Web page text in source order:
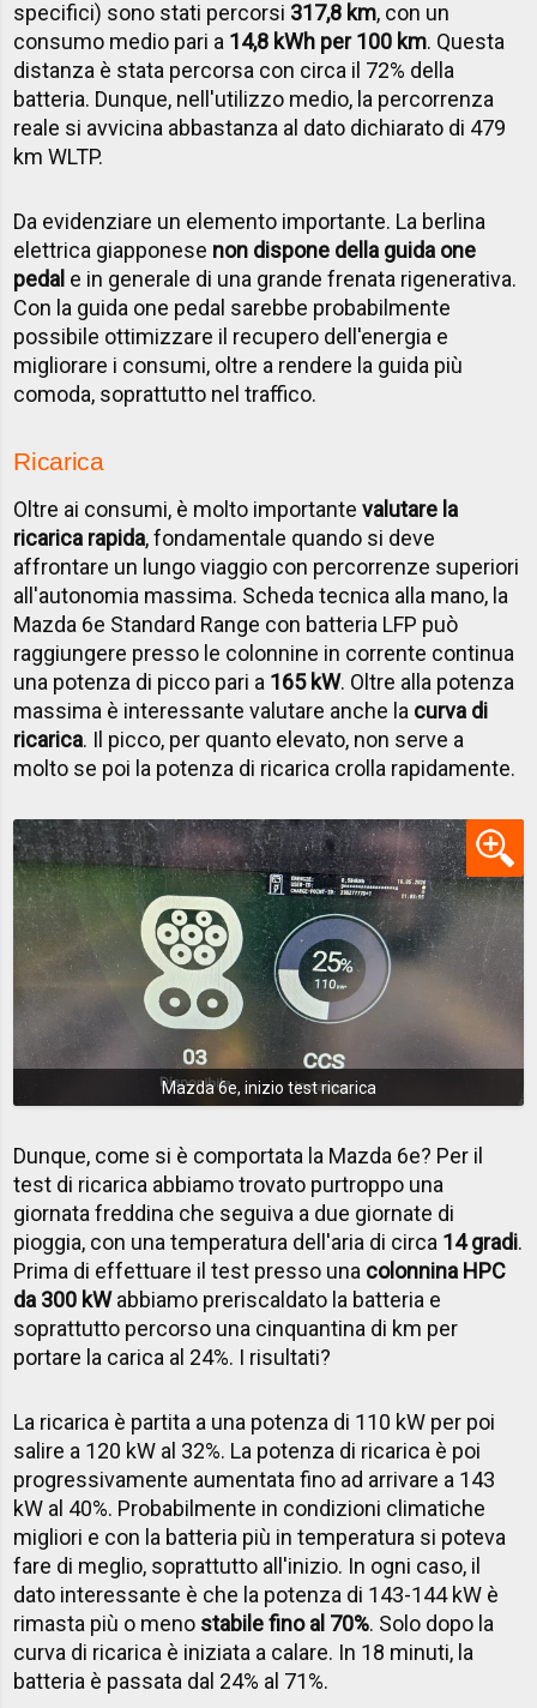
specifici) sono stati percorsi 317,8 km, con un
consumo medio pari a 14,8 kWh per 100 km. Questa
distanza è stata percorsa con circa il 72% della
batteria. Dunque, nell'utilizzo medio, la percorrenza
reale si avvicina abbastanza al dato dichiarato di 479
km WLTP.
Da evidenziare un elemento importante. La berlina
elettrica giapponese non dispone della guida one
pedal e in generale di una grande frenata rigenerativa.
Con la guida one pedal sarebbe probabilmente
possibile ottimizzare il recupero dell'energia e
migliorare i consumi, oltre a rendere la guida più
comoda, soprattutto nel traffico.
Ricarica
Oltre ai consumi, è molto importantevalutare la
ricarica rapida, fondamentale quando si deve
affrontare un lungo viaggio con percorrenze superiori
all'autonomia massima. Scheda tecnica alla mano, la
Mazda 6e Standard Range con batteria LFP può
raggiungere presso le colonnine in corrente continua
una potenza di picco pari a 165 kW. Oltre alla potenza
massima è interessante valutare anche la curva di
ricarica. Il picco, per quanto elevato, non serve a
molto se poi la potenza di ricarica crolla rapidamente.
Mazda 6e, inizio test ricarica
Dunque, come si è comportata la Mazda 6e? Per il
test di ricarica abbiamo trovato purtroppo una
giornata freddina che seguiva a due giornate di
pioggia, con una temperatura dell'aria di circa 14 gradi.
Prima di effettuare il test presso una colonnina HPC
da 300 kWabbiamo preriscaldato la batteria e
soprattutto percorso una cinquantina di km per
portare la carica al 24%. I risultati?
La ricarica è partita a una potenza di 110 kW per poi
salire a 120 kW al 32%. La potenza di ricarica è poi
progressivamente aumentata fino ad arrivare a 143
kW al 40%. Probabilmente in condizioni climatiche
migliori e con la batteria più in temperatura si poteva
fare di meglio, soprattutto all'inizio. In ogni caso, il
dato interessante è che la potenza di 143-144 kW è
rimasta più o meno stabile fino al 70%. Solo dopo la
curva di ricarica è iniziata a calare. In 18 minuti, la
batteria è passata dal 24% al 71%.